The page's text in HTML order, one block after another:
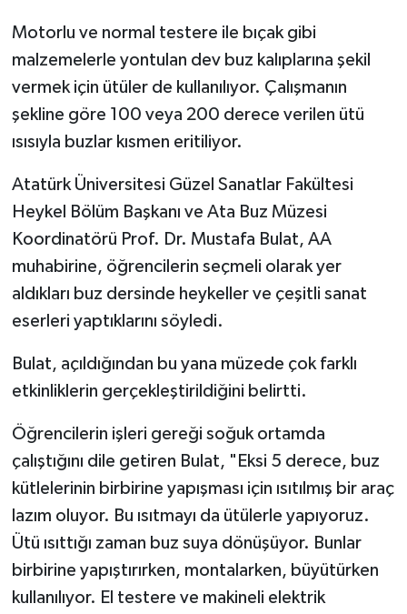
Motorlu ve normal testere ile bıçak gibi
malzemelerle yontulan dev buz kalıplarına şekil
vermek için ütüler de kullanılıyor. Çalışmanın
şekline göre 100 veya 200 derece verilen ütü
ısısıyla buzlar kısmen eritiliyor.
Atatürk Üniversitesi Güzel Sanatlar Fakültesi
Heykel Bölüm Başkanı ve Ata Buz Müzesi
Koordinatörü Prof. Dr. Mustafa Bulat, AA
muhabirine, öğrencilerin seçmeli olarak yer
aldıkları buz dersinde heykeller ve çeşitli sanat
eserleri yaptıklarını söyledi.
Bulat, açıldığından bu yana müzede çok farklı
etkinliklerin gerçekleştirildiğini belirtti.
Öğrencilerin işleri gereği soğuk ortamda
çalıştığını dile getiren Bulat, "Eksi 5 derece, buz
kütlelerinin birbirine yapışması için ısıtılmış bir araç
lazım oluyor. Bu ısıtmayı da ütülerle yapıyoruz.
Ütü ısıttığı zaman buz suya dönüşüyor. Bunlar
birbirine yapıştırırken, montalarken, büyütürken
kullanılıyor. El testere ve makineli elektrik